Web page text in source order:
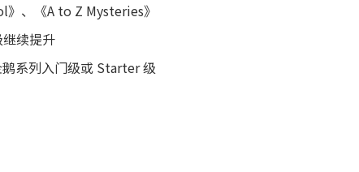
、《A to Z Mysteries》
继续提升
系列入门级或 Starter 级